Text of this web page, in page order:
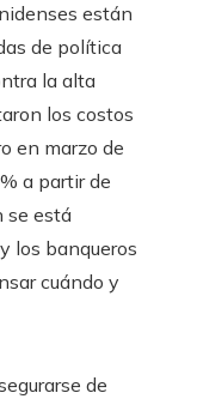
están
de política
la alta
los costos
en marzo de
a partir de
se está
los banqueros
cuándo y
de